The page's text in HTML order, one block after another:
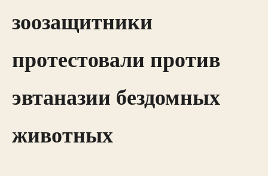
зоозащитники
протестовали против
эвтаназии бездомных
животных